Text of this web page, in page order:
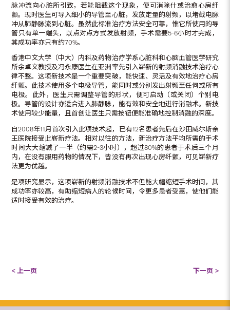
脉冲流向心脏所引致，若能阻截这个现象，便可消除什或治愈心房纤
颤。现时医生可导入细小的导管至心脏，发放定量的射频，以堵截电脉
冲从肺静脉流到心脏。虽然此标准治疗方法安全可靠，惟它所使用的导
管只有单一端头，以点对点方式发放射频，手术需要5-6小时才完成，
其成功率亦只有约70%。
香港中文大学（中大）内科及药物治疗学系心脏科和心脑血管医学研究
所余卓文教授及冯永康医生在亚洲率先引入崭新的射频消融技术治疗心
律不整。这项新技术是一个重要突破，能快速、灵活及有效地治疗心房
纤颤。此技术使用多个电极导管，能同时或分别发出射频至任何或所有
电极。此外，医生只需调整导管的形状，便可启动（或关闭）个别电
极。导管的设计亦适合进入肺静脉，能有效和安全地进行消融术。新技
术使用较少能量，且首创让医生只需按钮便能准确地控制消融的深度。
自2008年11月首次引入此项技术起，已有12名患者先后在沙田威尔斯亲
王医院接受此崭新疗法。相对以往的方法，新治疗方法平均所需的手术
时间大大缩减了一半（约需2-3小时），超过80%的患者于术后三个月
内，在没有服用药物的情况下，皆没有再次出现心房纤颤，可见崭新疗
法更为优越。
是项研究显示，这项崭新的射频消融技术不但能大幅缩短手术时间，其
成功率亦较高，有助缩短病人的轮候时间，令更多患者受惠，使他们能
适时接受有效的治疗。
< 上一页 下一页 >